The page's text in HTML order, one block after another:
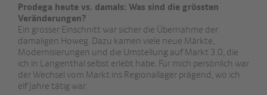
Prodega heute vs. damals: Was sind die grössten
Veränderungen?
Ein grosser Einschnitt war sicher die Übernahme der
damaligen Howeg. Dazu kamen viele neue Märkte,
Modernisierungen und die Umstellung auf Markt 3.0, die
ich in Langenthal selbst erlebt habe. Für mich persönlich war
der Wechsel vom Markt ins Regionallager prägend, wo ich
elf Jahre tätig war.